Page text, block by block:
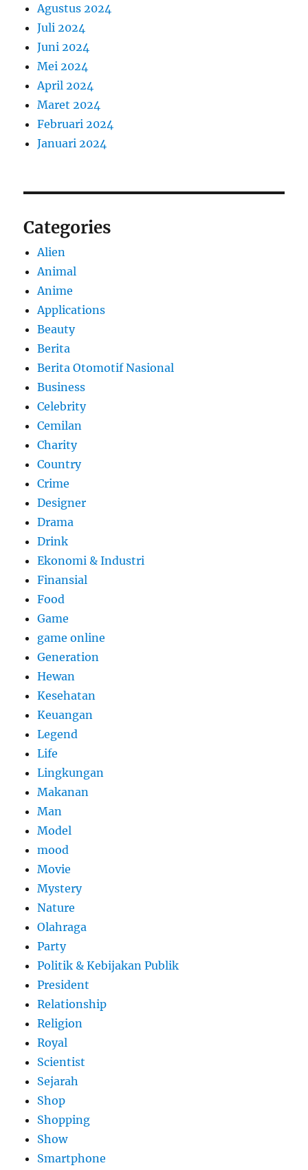
Agustus 2024
Juli 2024
Juni 2024
Mei 2024
April 2024
Maret 2024
Februari 2024
Januari 2024
Categories
Alien
Animal
Anime
Applications
Beauty
Berita
Berita Otomotif Nasional
Business
Celebrity
Cemilan
Charity
Country
Crime
Designer
Drama
Drink
Ekonomi & Industri
Finansial
Food
Game
game online
Generation
Hewan
Kesehatan
Keuangan
Legend
Life
Lingkungan
Makanan
Man
Model
mood
Movie
Mystery
Nature
Olahraga
Party
Politik & Kebijakan Publik
President
Relationship
Religion
Royal
Scientist
Sejarah
Shop
Shopping
Show
Smartphone